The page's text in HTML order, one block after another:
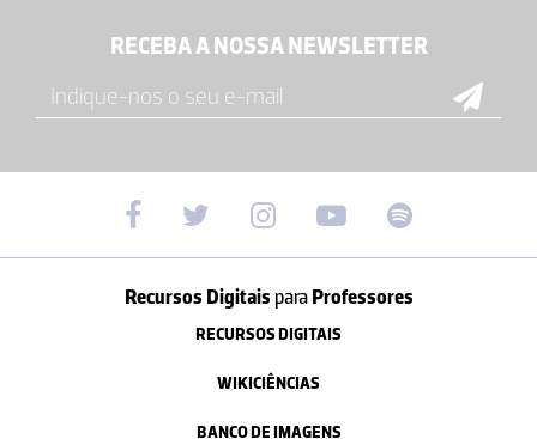
RECEBA A NOSSA NEWSLETTER
Recursos Digitais paraProfessores
RECURSOS DIGITAIS
WIKICIÊNCIAS
BANCO DE IMAGENS